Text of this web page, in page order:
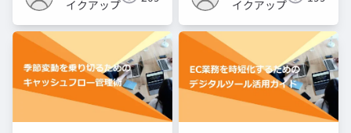
イクアップ
イクアップ